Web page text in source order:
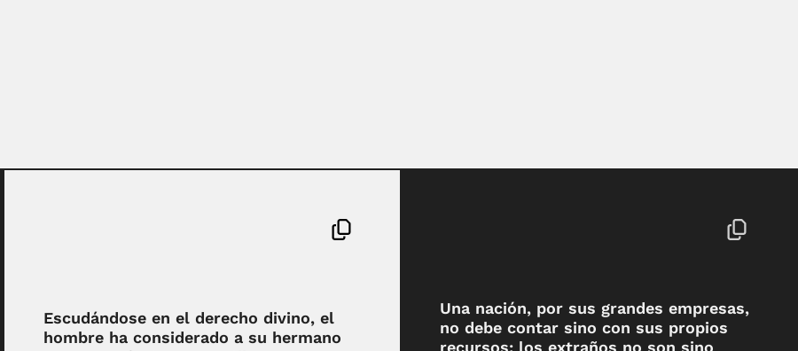
Escudándose en el derecho divino, el
hombre ha considerado a su hermano
Una nación, por sus grandes empresas,
no debe contar sino con sus propios
recursos: los extraños no son sino